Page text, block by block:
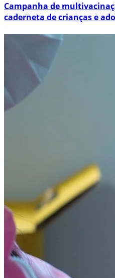
Campanha de
caderneta de crianças e